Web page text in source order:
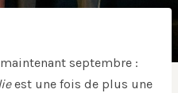
septembre :
est une fois de plus une